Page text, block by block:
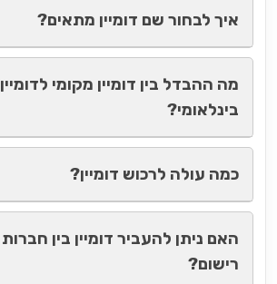
איך לבחור שם דומיין מתאים?
מה ההבדל בין דומיין מקומי לדומיין
בינלאומי?
כמה עולה לרכוש דומיין?
האם ניתן להעביר דומיין בין חברות
רישום?